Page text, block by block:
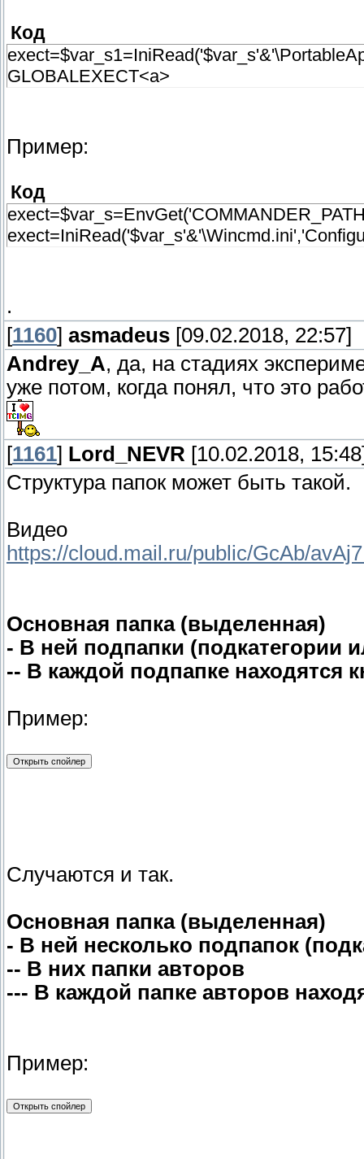
Код
GLOBALEXECT<a>
Пример:
Код
.
[1160] asmadeus [09.02.2018, 22:57]
Andrey_A, да, на стадиях
уже потом, когда понял, что это
[1161] Lord_NEVR [10.02.2018,
Структура папок может быть такой.
Видео
https://cloud.mail.ru/public/GcAb/
Основная папка (выделенная)
- В ней подпапки (подкатегории
-- В каждой подпапке находятся
Пример:
Случаются и так.
Основная папка (выделенная)
- В ней несколько подпапок
-- В них папки авторов
--- В каждой папке авторов
Пример: